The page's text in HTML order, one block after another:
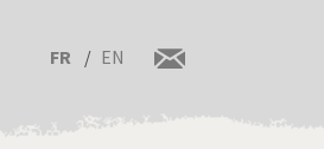
FR EN